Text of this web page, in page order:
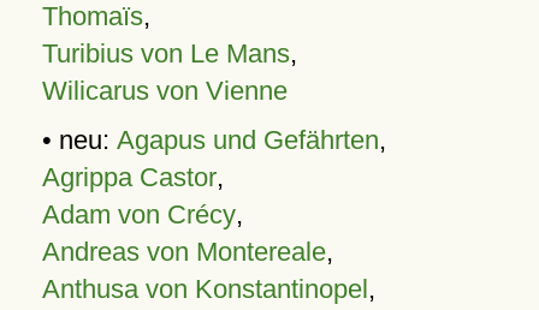
Thomaïs,
Turibius von Le Mans,
Wilicarus von Vienne
• neu: Agapus und Gefährten,
Agrippa Castor,
Adam von Crécy,
Andreas von Montereale,
Anthusa von Konstantinopel,